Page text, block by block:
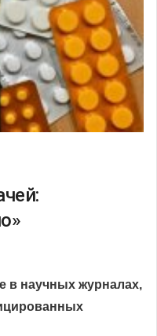
в научных журналах,